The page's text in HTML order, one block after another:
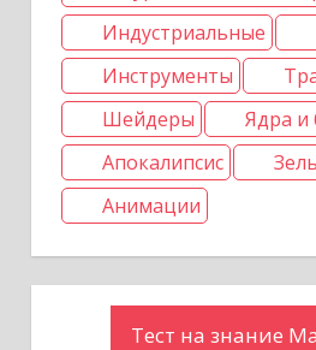
Индустриальные
Инструменты
Шейдеры
Ядра и
Апокалипсис
Анимации
Тест на знание